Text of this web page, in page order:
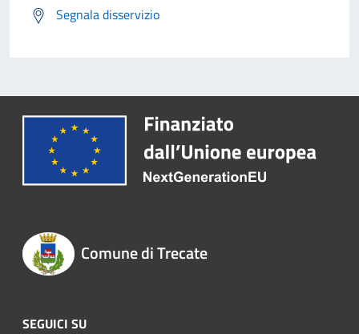
Segnala disservizio
Comune di Trecate
SEGUICI SU